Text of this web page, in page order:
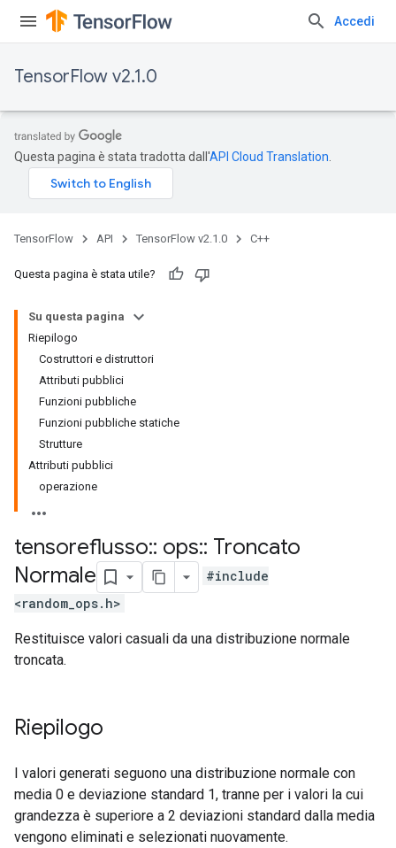
Accedi
TensorFlow v2.1.0
Questa pagina è stata tradotta dall'API Cloud Translation
TensorFlow API TensorFlow v2.1.0 C++
Questa pagina è stata utile?
Su questa pagina
Riepilogo
Costruttori e distruttori
Attributi pubblici
Funzioni pubbliche
Funzioni pubbliche statiche
Strutture
Attributi pubblici
operazione
tensoreflusso:: ops:: Troncato
Normale
#include
<random_ops.h>
Restituisce valori casuali da una distribuzione normale
troncata.
Riepilogo
I valori generati seguono una distribuzione normale con
media 0 e deviazione standard 1, tranne per i valori la cui
grandezza è superiore a 2 deviazioni standard dalla media
vengono eliminati e selezionati nuovamente.